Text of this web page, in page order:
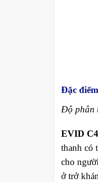
Đặc
Độ phân
EVID
thanh có
cho
ở trở